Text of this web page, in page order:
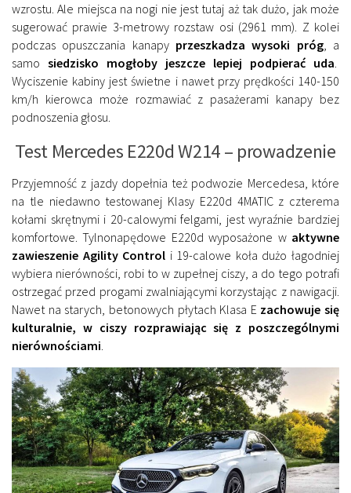
wzrostu. Ale miejsca na nogi nie jest tutaj aż tak dużo, jak może
sugerować prawie 3-metrowy rozstaw osi (2961 mm). Z kolei
podczas opuszczania kanapy przeszkadza wysoki próg, a
samo siedzisko mogłoby jeszcze lepiej podpierać uda.
Wyciszenie kabiny jest świetne i nawet przy prędkości 140-150
km/h kierowca może rozmawiać z pasażerami kanapy bez
podnoszenia głosu.
Test Mercedes E220d W214 – prowadzenie
Przyjemność z jazdy dopełnia też podwozie Mercedesa, które
na tle niedawno testowanej Klasy E220d 4MATIC z czterema
kołami skrętnymi i 20-calowymi felgami, jest wyraźnie bardziej
komfortowe. Tylnonapędowe E220d wyposażone w aktywne
zawieszenie Agility Control i 19-calowe koła dużo łagodniej
wybiera nierówności, robi to w zupełnej ciszy, a do tego potrafi
ostrzegać przed progami zwalniającymi korzystając z nawigacji.
Nawet na starych, betonowych płytach Klasa E zachowuje się
kulturalnie, w ciszy rozprawiając się z poszczególnymi
nierównościami.